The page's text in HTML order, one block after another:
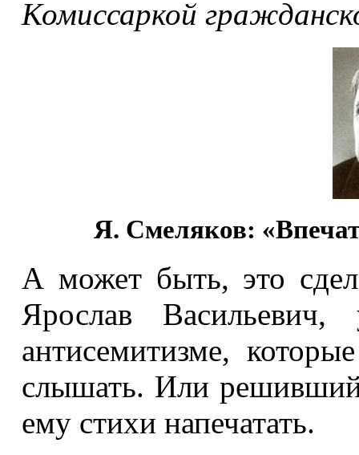
Комиссаркой
Я. Смеляков:
А может быть, это
Ярослав
антисемитизме,
слышать. Или
ему стихи напечатать.